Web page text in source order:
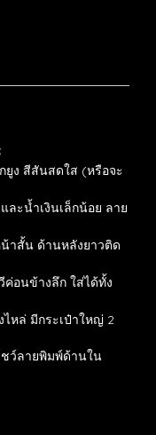
ยูง สีสันสดใส (หรือจะ
ละน้ำเงินเล็กน้อย ลาย
าสั้น ด้านหลังยาวติด
อนข้างลึก ใส่ได้ทั้ง
ไหล่ มีกระเป๋าใหญ่ 2
ชว์ลายพิมพ์ด้านใน